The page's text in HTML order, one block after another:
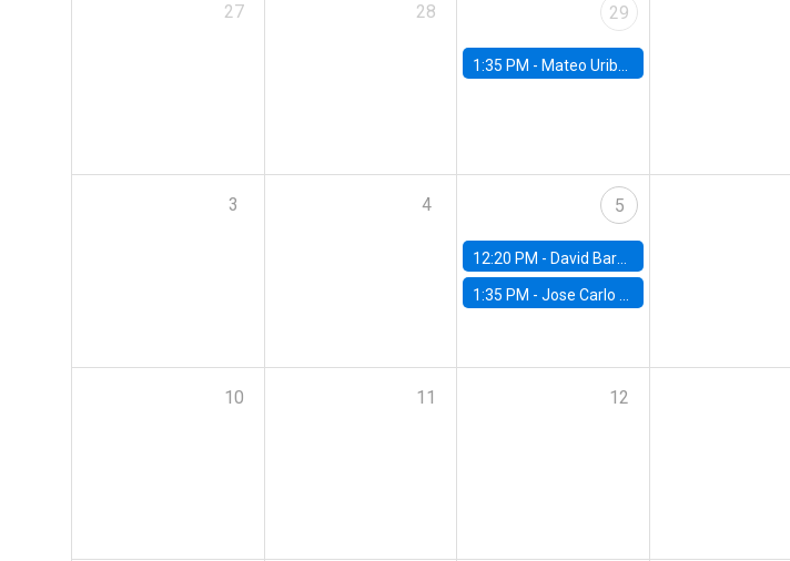
27 28 29
1:35 PM - Mateo Uribe-Castro, Universidad de los Andes (Colombia)
3 4 5
12:20 PM - David Bardey, Universidad de los Andes - CEDE
1:35 PM -Jose Carlo Bermudez, UC (ME) & World Bank
10 11 12